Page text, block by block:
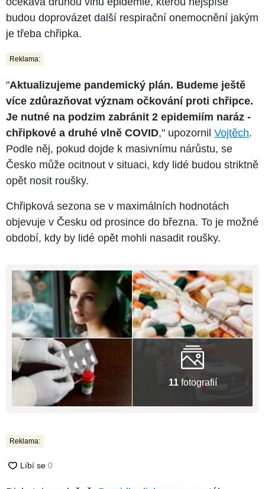
budou doprovázet další respirační onemocnění jakým
je třeba chřipka.
Reklama:
"Aktualizujeme pandemický plán. Budeme ještě
více zdůrazňovat význam očkování proti chřipce.
Je nutné na podzim zabránit 2 epidemiím naráz -
chřipkové a druhé vlně COVID," upozornil Vojtěch.
Podle něj, pokud dojde k masivnímu nárůstu, se
Česko může ocitnout v situaci, kdy lidé budou striktně
opět nosit roušky.
Chřipková sezona se v maximálních hodnotách
objevuje v Česku od prosince do března. To je možné
období, kdy by lidé opět mohli nasadit roušky.
11fotografií
Reklama: